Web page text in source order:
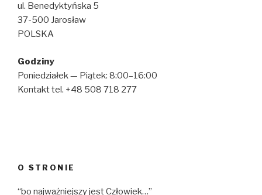
ul. Benedyktyńska 5
37-500 Jarosław
POLSKA
Godziny
Poniedziałek — Piątek: 8:00–16:00
Kontakt tel. +48 508 718 277
O STRONIE
“bo najważniejszy jest Człowiek…”